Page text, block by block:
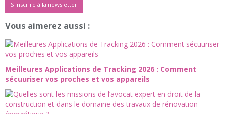
S'inscrire à la newsletter
Vous aimerez aussi :
Meilleures Applications de Tracking 2026 : Comment
sécuuriser vos proches et vos appareils